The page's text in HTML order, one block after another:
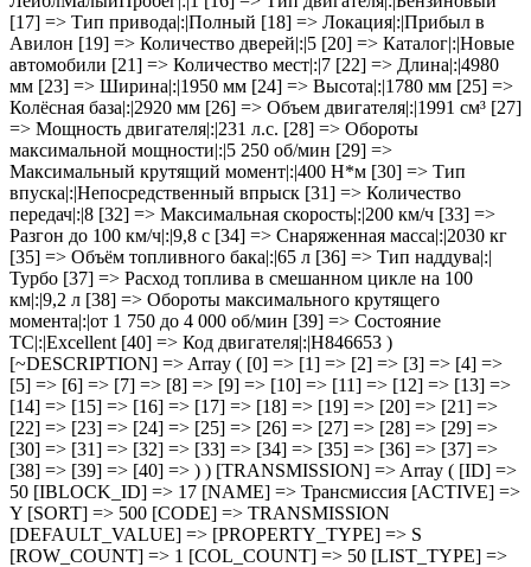
NT] => 50 [LIST_TYPE] => L [MULTIPLE] => N [XML_ID] => [FILE_TYPE] => [MULTIPLE_CNT] => 5 [LINK_IBLOCK_ID] => 0 [WITH_DESCRIPTION] => N [SEARCHABLE] => N [FILTRABLE] => N [IS_REQUIRED] => N [VERSION] => 1 [USER_TYPE] => [USER_TYPE_SETTINGS] => Array ( ) [HINT] => [~NAME] => Трансмиссия [~DEFAULT_VALUE] => [VALUE_ENUM] => [VALUE_XML_ID] => [VALUE_SORT] => [VALUE] => Автомат [PROPERTY_VALUE_ID] => 188446027 [DESCRIPTION] => [~VALUE] => Автомат [~DESCRIPTION] => ) [GEARTYPE] => Array ( [ID] => 51 [IBLOCK_ID] => 17 [NAME] => Привод [ACTIVE] => Y [SORT] => 500 [CODE] => GEARTYPE [DEFAULT_VALUE] => [PROPERTY_TYPE] => S [ROW_COUNT] => 1 [COL_COUNT] => 50 [LIST_TYPE] => L [MULTIPLE] => N [XML_ID] => [FILE_TYPE] => [MULTIPLE_CNT] => 5 [LINK_IBLOCK_ID] => 0 [WITH_DESCRIPTION] => N [SEARCHABLE] => N [FILTRABLE] => N [IS_REQUIRED] => N [VERSION] => 1 [USER_TYPE] => [USER_TYPE_SETTINGS] => Array ( ) [HINT] => [~NAME] => Привод [~DEFAULT_VALUE] => [VALUE_ENUM] => [VALUE_XML_ID] => [VALUE_SORT] => [VALUE] => Полный [PROPERTY_VALUE_ID] => 188446028 [DESCRIPTION] => [~VALUE] => Полный [~DESCRIPTION] => ) [COMPLECT] => Array ( [ID] => 52 [IBLOCK_ID] => 17 [NAME] => Комплектация [ACTIVE] => Y [SORT] => 500 [CODE] => COMPLECT [DEFAULT_VALUE] => [PROPERTY_TYPE] => S [ROW_COUNT] => 1 [COL_COUNT] => 50 [LIST_TYPE] => L [MULTIPLE] => N [XML_ID] => [FILE_TYPE] => [MULTIPLE_CNT] => 5 [LINK_IBLOCK_ID] => 0 [WITH_DESCRIPTION] => N [SEARCHABLE] => N [FILTRABLE] => N [IS_REQUIRED] => N [VERSION] => 1 [USER_TYPE] => [USER_TYPE_SETTINGS] => Array ( ) [HINT] => [~NAME] => Комплектация [~DEFAULT_VALUE] => [VALUE_ENUM] => [VALUE_XML_ID] => [VALUE_SORT] => [VALUE] => GT [PROPERTY_VALUE_ID] => 188446029 [DESCRIPTION] => [~VALUE] => GT [~DESCRIPTION] => ) [COLOR] => Array ( [ID] => 53 [IBLOCK_ID] => 17 [NAME] => Цвет кузова [ACTIVE] => Y [SORT] => 500 [CODE] => COLOR [DEFAULT_VALUE] => [PROPERTY_TYPE] => S [ROW_COUNT] => 1 [COL_COUNT] => 50 [LIST_TYPE] => L [MULTIPLE] => N [XML_ID] => [FILE_TYPE] => [MULTIPLE_CNT] => 5 [LINK_IBLOCK_ID] => 0 [WITH_DESCRIPTION] => N [SEARCHABLE] => N [FILTRABLE] => N [IS_REQUIRED] => N [VERSION] => 1 [USER_TYPE] => [USER_TYPE_SETTINGS] => Array ( ) [HINT] => [~NAME] => Цвет кузова [~DEFAULT_VALUE] => [VALUE_ENUM] => [VALUE_XML_ID] => [VALUE_SORT] => [VALUE] => Белый [PROPERTY_VALUE_ID] => 188446030 [DESCRIPTION] => [~VALUE] => Белый [~DESCRIPTION] => ) [COLORTYPEINT] => Array ( [ID] => 54 [IBLOCK_ID] => 17 [NAME] => Обивка салона [ACTIVE] => Y [SORT] => 500 [CODE] => COLORTYPEINT [DEFAULT_VALUE] => [PROPERTY_TYPE] => S [ROW_COUNT] => 1 [COL_COUNT] => 50 [LIST_TYPE] => L [MULTIPLE] => N [XML_ID] => [FILE_TYPE] => [MULTIPLE_CNT] => 5 [LINK_IBLOCK_ID] => 0 [WITH_DESCRIPTION] => N [SEARCHABLE] => N [FILTRABLE] => N [IS_REQUIRED] => N [VERSION] => 1 [USER_TYPE] => [USER_TYPE_SETTINGS] => Array ( ) [HINT] => [~NAME] => Обивка салона [~DEFAULT_VALUE] => [VALUE_ENUM] => [VALUE_XML_ID] => [VALUE_SORT] => [VALUE] => Кожаный салон [PROPERTY_VALUE_ID] => 188446031 [DESCRIPTION] => [~VALUE] => Кожаный салон [~DESCRIPTION] => ) [NUMBER] => Array ( [ID] => 55 [IBLOCK_ID] => 17 [NAME] => Номер заказа [ACTIVE] => Y [SORT] => 500 [CODE] => NUMBER [DEFAULT_VALUE] => [PROPERTY_TYPE] => S [ROW_COUNT] => 1 [COL_COUNT] => 50 [LIST_TYPE] => L [MULTIPLE] => N [XML_ID] => [FILE_TYPE] => [MULTIPLE_CNT] => 5 [LINK_IBLOCK_ID] => 0 [WITH_DESCRIPTION] => N [SEARCHABLE] => N [FILTRABLE] => N [IS_REQUIRED] => N [VERSION] => 1 [USER_TYPE] => [USER_TYPE_SETTINGS] => Array ( ) [HINT] => [~NAME] => Номер заказа [~DEFAULT_VALUE] => [VALUE_ENUM] => [VALUE_XML_ID] => [VALUE_SORT] => [VALUE] => Ш-391900 [PROPERTY_VALUE_ID] => 188446032 [DESCRIPTION] => [~VALUE] => Ш-391900 [~DESCRIPTION] => ) [EQUIPMENT] => Array ( [ID] => 56 [IBLOCK_ID] => 17 [NAME] => Оборудование [ACTIVE] => Y [SORT] => 500 [CODE] => EQUIPMENT [DEFAULT_VALUE] => [PROPERTY_TYPE] => S [ROW_COUNT] => 1 [COL_COUNT] => 50 [LIST_TYPE] => L [MULTIPLE] => Y [XML_ID] => [FILE_TYPE] => [MULTIPLE_CNT] => 5 [LINK_IBLOCK_ID] => 0 [WITH_DESCRIPTION] => N [SEARCHABLE] => N [FILTRABLE] => N [IS_REQUIRED] => N [VERSION] => 1 [USER_TYPE] => [USER_TYPE_SETTINGS] => Array ( ) [HINT] => [~NAME] => Оборудование [~DEFAULT_VALUE] => [VALUE_ENUM] => [VALUE_XML_ID] => [VALUE_SORT] => [VALUE] => Array ( [0] => Салонное зеркало заднего вида с автоматическим затемнением [1] => Ремни безопасности сидений первого и второго рядов с функцией предупреждения о непристегнутом ремне [2] => Интеллектуальная система бесключевого доступа и запуска двигателя [3] => Система адаптивного круиз-контроля (ACC) [4] => Система курсовой устойчивости (ESP) [5] => Ремни безопасност